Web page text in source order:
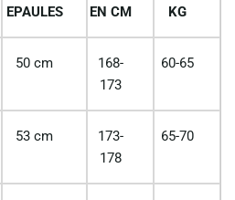
EPAULES
EN CM
KG
50 cm
168-
173
60-65
53 cm
173-
178
65-70